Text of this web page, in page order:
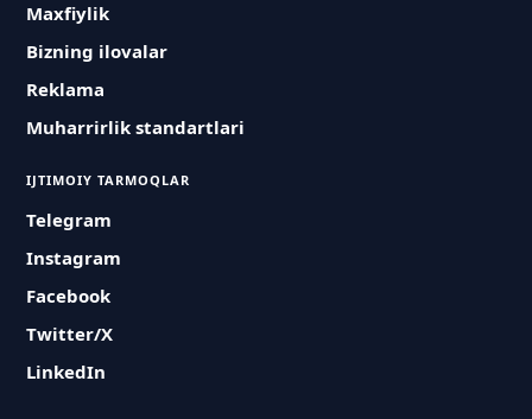
Maxfiylik
Bizning ilovalar
Reklama
Muharrirlik standartlari
IJTIMOIY TARMOQLAR
Telegram
Instagram
Facebook
Twitter/X
LinkedIn